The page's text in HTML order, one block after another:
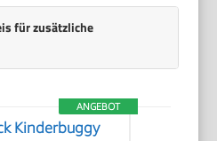
für zusätzliche
ANGEBOT
Kinderbuggy